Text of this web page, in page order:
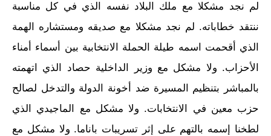
لم نجد مشكلا مع ملك البلاد نفسه الذي في كل مناسبة
ننتقد خطاباته. لم نجد مشكلا مع صديقه ومستشاره الهمة
الذي أقحمت اسمه طيلة الحملة الانتخابية بين أسماء أمناء
الأحزاب. ولا مشكل مع وزير الداخلية حصاد الذي اتهمته
بالمباشر بتنظيم المسيرة ضد أخونة الدولة والتدخل لصالح
حزب معين في الانتخابات. ولا مشكل مع الماجيدي الذي
لطخنا إسمه بالتهم على إثر تسريبات باناما. ولا مشكل مع